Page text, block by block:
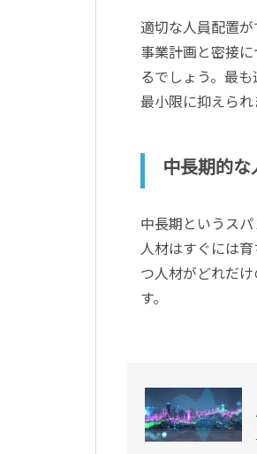
適切な人員配置
事業計画と密接
るでしょう。最
最小限に抑えられ
中長期的
中長期というス
人材はすぐには
つ人材がどれだ
す。